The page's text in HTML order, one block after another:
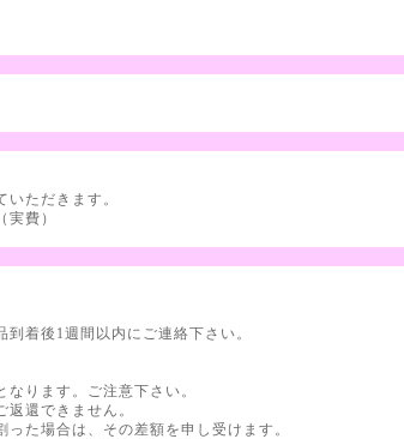
ただきます。
費）
着後1週間以内にご連絡下さい。
ります。ご注意下さい。
還できません。
た場合は、その差額を申し受けます。